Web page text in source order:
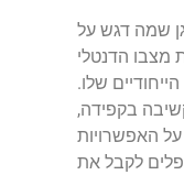
שמה דגש על
מצבו הדנטלי
שלו.
בקפידה,
האפשרויות
לקבל את